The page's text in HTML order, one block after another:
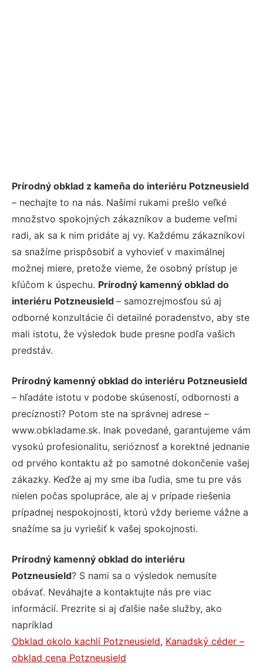
Prírodný obklad z kameňa do interiéru Potzneusield
– nechajte to na nás. Našimi rukami prešlo veľké
množstvo spokojných zákazníkov a budeme veľmi
radi, ak sa k nim pridáte aj vy. Každému zákazníkovi
sa snažíme prispôsobiť a vyhovieť v maximálnej
možnej miere, pretože vieme, že osobný prístup je
kľúčom k úspechu. Prírodný kamenný obklad do
interiéru Potzneusield – samozrejmosťou sú aj
odborné konzultácie či detailné poradenstvo, aby ste
mali istotu, že výsledok bude presne podľa vašich
predstáv.
Prírodný kamenný obklad do interiéru Potzneusield
– hľadáte istotu v podobe skúseností, odbornosti a
precíznosti? Potom ste na správnej adrese –
www.obkladame.sk. Inak povedané, garantujeme vám
vysokú profesionalitu, serióznosť a korektné jednanie
od prvého kontaktu až po samotné dokončenie vašej
zákazky. Keďže aj my sme iba ľudia, sme tu pre vás
nielen počas spolupráce, ale aj v prípade riešenia
prípadnej nespokojnosti, ktorú vždy berieme vážne a
snažíme sa ju vyriešiť k vašej spokojnosti.
Prírodný kamenný obklad do interiéru
Potzneusield? S nami sa o výsledok nemusíte
obávať. Neváhajte a kontaktujte nás pre viac
informácií. Prezrite si aj ďalšie naše služby, ako
napríklad
Obklad okolo kachlí Potzneusield, Kanadský céder –
obklad cena Potzneusield